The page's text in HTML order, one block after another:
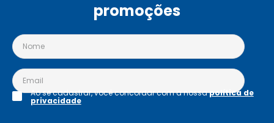
promoções
Ao se cadastrar, você concordar com a nossapolítica de
privacidade